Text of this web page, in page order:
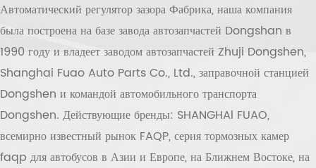
Автоматический регулятор зазора Фабрика, наша компания
была построена на базе завода автозапчастей Dongshan в
1990 году и владеет заводом автозапчастей Zhuji Dongshen,
Shanghai Fuao Auto Parts Co., Ltd., заправочной станцией
Dongshen и командой автомобильного транспорта
Dongshen. Действующие бренды: SHANGHAl FUAO,
всемирно известный рынок FAQP, серия тормозных камер
faqp для автобусов в Азии и Европе, на Ближнем Востоке, на